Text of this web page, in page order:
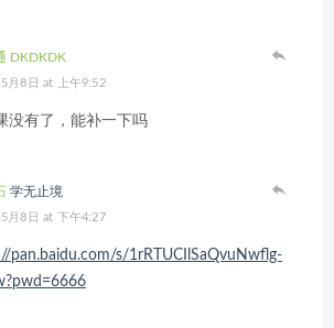
DKDKDK
月8日 at 上午9:52
没有了，能补一下吗
学无止境
月8日 at 下午4:27
pan.baidu.com/s/1rRTUCIlSaQvuNwflg-